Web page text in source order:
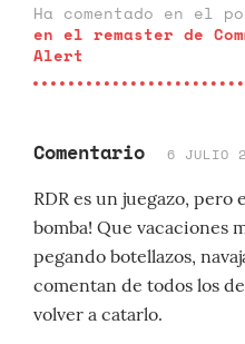
Ha comentado en el
en el remaster de
Alert
Comentario 6 JULIO
RDR es un juegazo, pero
bomba! Que vacaciones
pegando botellazos,
comentan de todos los
volver a catarlo.